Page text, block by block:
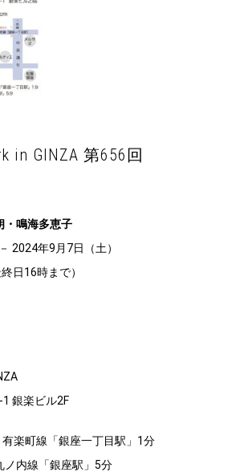
in GINZA 第656回
・鳴海多恵子
2024年9月7日（土）
日16時まで）
銀楽ビル2F
楽町線「銀座一丁目駅」1分
ノ内線「銀座駅」5分